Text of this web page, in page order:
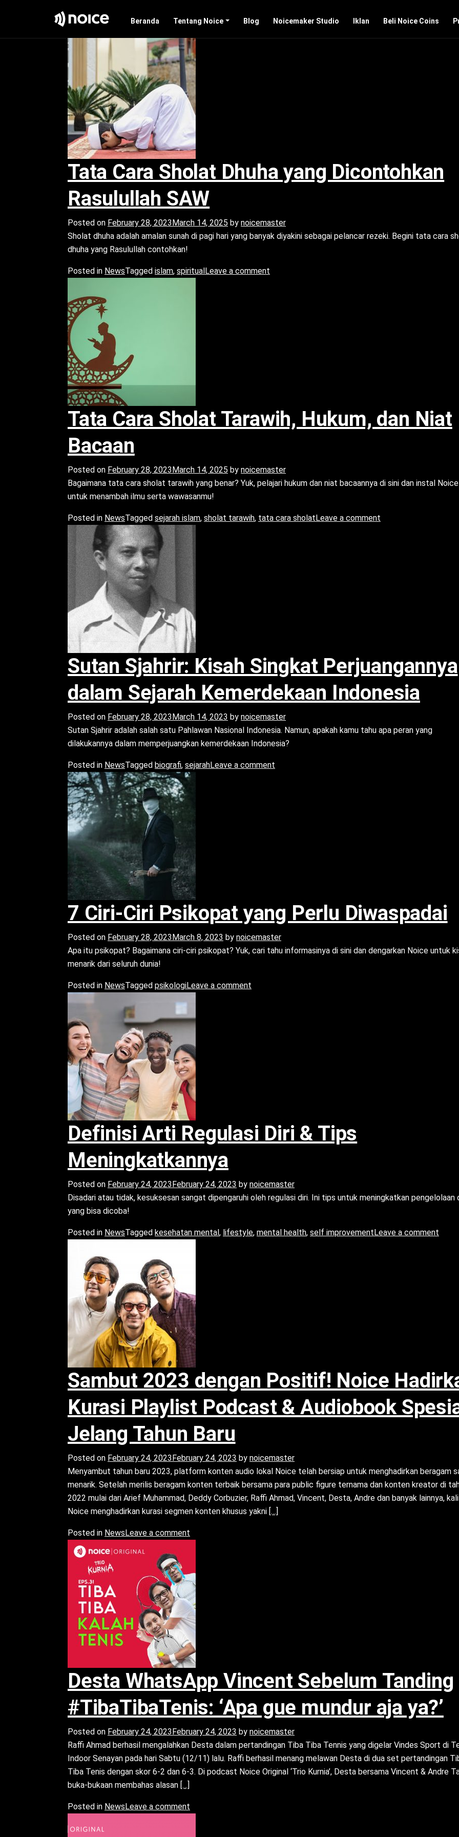
Beranda Tentang Noice Blog Noicemaker Studio Iklan Beli Noice Coins
Month:February 2023
Tata Cara Sholat Dhuha yang Dicontohkan
Rasulullah SAW
Posted on February 28, 2023March 14, 2025 by noicemaster
Sholat dhuha adalah amalan sunah di pagi hari yang banyak diyakini sebagai pelancar rezeki. Begini tata cara
dhuha yang Rasulullah contohkan!
Posted in NewsTagged islam, spiritualLeave a comment
Tata Cara Sholat Tarawih, Hukum, dan Niat
Bacaan
Posted on February 28, 2023March 14, 2025 by noicemaster
Bagaimana tata cara sholat tarawih yang benar? Yuk, pelajari hukum dan niat bacaannya di sini dan instal Noice
untuk menambah ilmu serta wawasanmu!
Posted in NewsTagged sejarah islam, sholat tarawih, tata cara sholatLeave a comment
Sutan Sjahrir: Kisah Singkat Perjuangannya
dalam Sejarah Kemerdekaan Indonesia
Posted on February 28, 2023March 14, 2023 by noicemaster
Sutan Sjahrir adalah salah satu Pahlawan Nasional Indonesia. Namun, apakah kamu tahu apa peran yang
dilakukannya dalam memperjuangkan kemerdekaan Indonesia?
Posted in NewsTagged biografi, sejarahLeave a comment
7 Ciri-Ciri Psikopat yang Perlu Diwaspadai
Posted on February 28, 2023March 8, 2023 by noicemaster
Apa itu psikopat? Bagaimana ciri-ciri psikopat? Yuk, cari tahu informasinya di sini dan dengarkan Noice untuk
menarik dari seluruh dunia!
Posted in NewsTagged psikologiLeave a comment
Definisi Arti Regulasi Diri & Tips
Meningkatkannya
Posted on February 24, 2023February 24, 2023 by noicemaster
Disadari atau tidak, kesuksesan sangat dipengaruhi oleh regulasi diri. Ini tips untuk meningkatkan pengelolaan
yang bisa dicoba!
Posted in NewsTagged kesehatan mental, lifestyle, mental health, self improvementLeave a comment
Sambut 2023 dengan Positif! Noice
Kurasi Playlist Podcast & Audiobook
Jelang Tahun Baru
Posted on February 24, 2023February 24, 2023 by noicemaster
Menyambut tahun baru 2023, platform konten audio lokal Noice telah bersiap untuk menghadirkan beragam
menarik. Setelah merilis beragam konten terbaik bersama para public figure ternama dan konten kreator di
2022 mulai dari Arief Muhammad, Deddy Corbuzier, Raffi Ahmad, Vincent, Desta, Andre dan banyak lainnya,
Noice menghadirkan kurasi segmen konten khusus yakni Read more about Sambut 2023 dengan Positif!
[…]
Posted in NewsLeave a comment
Desta WhatsApp Vincent Sebelum Tanding
#TibaTibaTenis: ‘Apa gue mundur aja ya?’
Posted on February 24, 2023February 24, 2023 by noicemaster
Raffi Ahmad berhasil mengalahkan Desta dalam pertandingan Tiba Tiba Tennis yang digelar Vindes Sport di
Indoor Senayan pada hari Sabtu (12/11) lalu. Raffi berhasil menang melawan Desta di dua set pertandingan
Tiba Tenis dengan skor 6-2 dan 6-3. Di podcast Noice Original ‘Trio Kurnia’, Desta bersama Vincent & Andre
buka-bukaan membahas alasan Read more about Desta WhatsApp Vincent Sebelum Tanding #TibaTibaTenis:
[…]
Posted in NewsLeave a comment